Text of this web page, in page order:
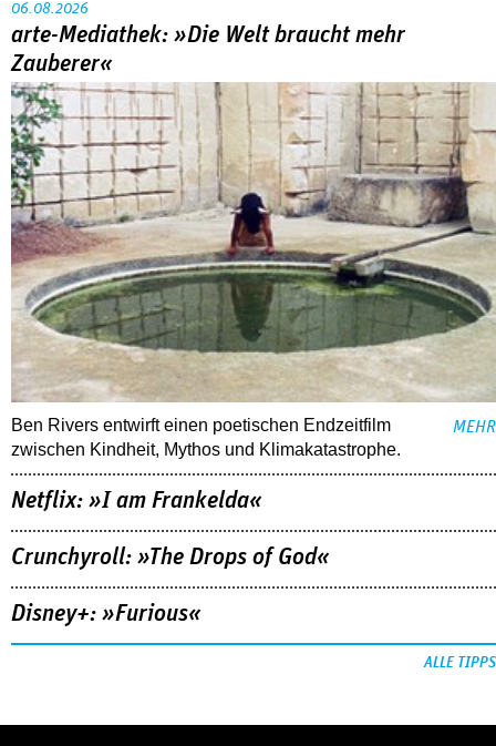
06.08.2026
arte-Mediathek: »Die Welt braucht mehr
Zauberer«
Ben Rivers entwirft einen poetischen Endzeitfilm
zwischen Kindheit, Mythos und Klimakatastrophe.
MEHR
Netflix: »I am Frankelda«
Crunchyroll: »The Drops of God«
Disney+: »Furious«
ALLE TIPPS